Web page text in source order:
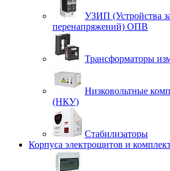
УЗИП (Устройства
перенапряжений) ОПВ
Трансформаторы
Низковольтные
(НКУ)
Стабилизаторы
Корпуса электрощитов и